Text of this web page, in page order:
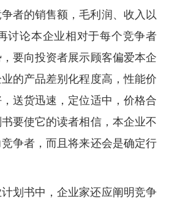
者的销售额，毛利润、收入以
讨论本企业相对于每个竞争者
要向投资者展示顾客偏爱本企
的产品差别化程度高，性能价
送货迅速，定位适中，价格合
要使它的读者相信，本企业不
争者，而且将来还会是确定行
划书中，企业家还应阐明竞争